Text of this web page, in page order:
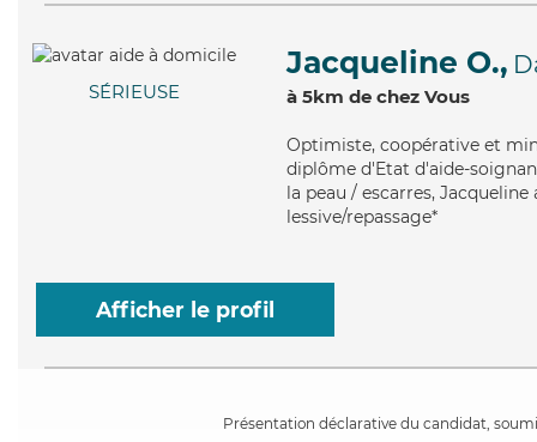
SÉRIEUSE
Jacqueline O.,
à 5km de chez Vous
Optimiste, coopérative et
diplôme d'Etat d'aide-
la peau / escarres,
lessive/repassage*
Afficher le profil
Présentation déclarative du candidat,